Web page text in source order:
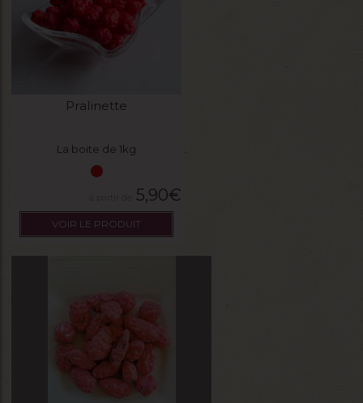
Pralinette
La boite de 1kg
5,90€
VOIR LE PRODUIT